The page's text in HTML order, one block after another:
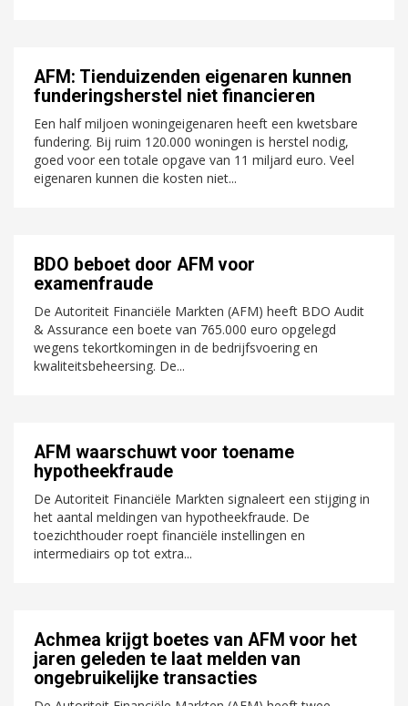
AFM: Tienduizenden eigenaren kunnen
funderingsherstel niet financieren
Een half miljoen woningeigenaren heeft een kwetsbare
fundering. Bij ruim 120.000 woningen is herstel nodig,
goed voor een totale opgave van 11 miljard euro. Veel
eigenaren kunnen die kosten niet...
BDO beboet door AFM voor
examenfraude
De Autoriteit Financiële Markten (AFM) heeft BDO Audit
& Assurance een boete van 765.000 euro opgelegd
wegens tekortkomingen in de bedrijfsvoering en
kwaliteitsbeheersing. De...
AFM waarschuwt voor toename
hypotheekfraude
De Autoriteit Financiële Markten signaleert een stijging in
het aantal meldingen van hypotheekfraude. De
toezichthouder roept financiële instellingen en
intermediairs op tot extra...
Achmea krijgt boetes van AFM voor het
jaren geleden te laat melden van
ongebruikelijke transacties